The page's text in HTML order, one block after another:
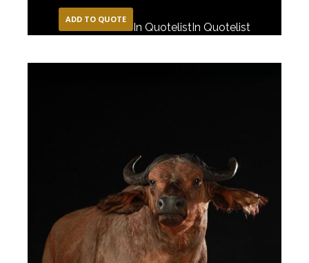
ADD TO QUOTE
In QuotelistIn Quotelist